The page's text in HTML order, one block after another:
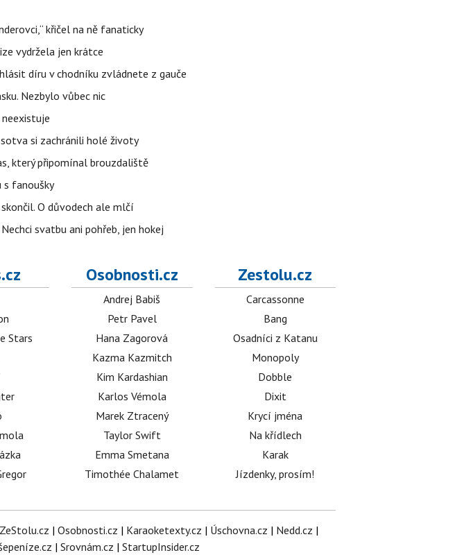
křičel na ně fanaticky
vydržela jen krátce
díru v chodníku zvládnete z gauče
Nezbylo vůbec nic
si zachránili holé životy
který připomínal brouzdaliště
s fanoušky
O důvodech ale mlčí
svatbu ani pohřeb, jen hokej
Stars
Osobnosti.cz
Andrej Babiš
Petr Pavel
Hana Zagorová
Kazma Kazmitch
Kim Kardashian
Karlos Vémola
Marek Ztracený
Taylor Swift
Emma Smetana
Timothée Chalamet
Zestolu.cz
Carcassonne
Bang
Osadníci z Katanu
Monopoly
Dobble
Dixit
Krycí jména
Na křídlech
Karak
Jízdenky, prosím!
ZeStolu.cz | Osobnosti.cz | Karaoketexty.cz | Úschovna.cz | Nedd.cz |
| Srovnám.cz | StartupInsider.cz